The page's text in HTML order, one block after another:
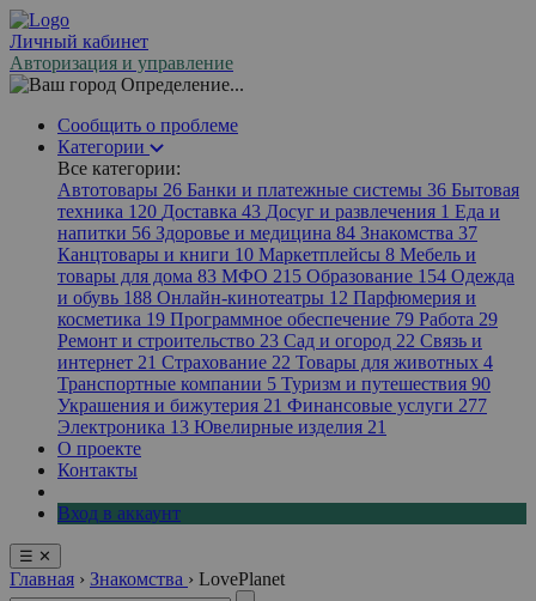
Личный кабинет
Авторизация и управление
Определение...
Сообщить о проблеме
Категории
Все категории:
Автотовары 26 Банки и платежные системы 36 Бытовая
техника 120 Доставка 43 Досуг и развлечения 1 Еда и
напитки 56 Здоровье и медицина 84 Знакомства 37
Канцтовары и книги 10 Маркетплейсы 8 Мебель и
товары для дома 83 МФО 215 Образование 154 Одежда
и обувь 188 Онлайн-кинотеатры 12 Парфюмерия и
косметика 19 Программное обеспечение 79 Работа 29
Ремонт и строительство 23 Сад и огород 22 Связь и
интернет 21 Страхование 22 Товары для животных 4
Транспортные компании 5 Туризм и путешествия 90
Украшения и бижутерия 21 Финансовые услуги 277
Электроника 13 Ювелирные изделия 21
О проекте
Контакты
Вход в аккаунт
☰ ✕
Главная › Знакомства › LovePlanet